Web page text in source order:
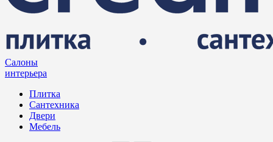
Салоны
интерьера
Плитка
Сантехника
Двери
Мебель